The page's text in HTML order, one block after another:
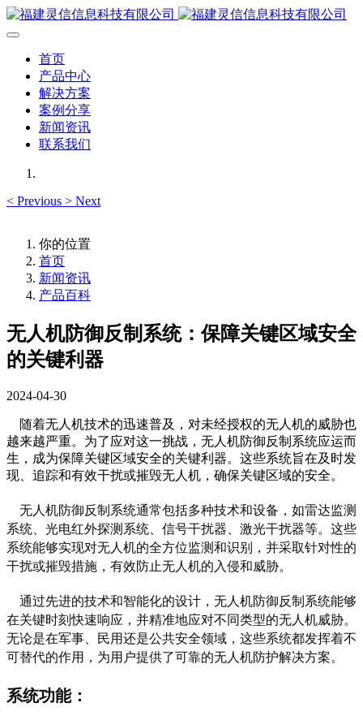
首页
产品中心
解决方案
案例分享
新闻资讯
联系我们
< Previous > Next
你的位置
首页
新闻资讯
产品百科
无人机防御反制系统：保障关键区域安全
的关键利器
2024-04-30
随着无人机技术的迅速普及，对未经授权的无人机的威胁也
越来越严重。为了应对这一挑战，无人机防御反制系统应运而
生，成为保障关键区域安全的关键利器。这些系统旨在及时发
现、追踪和有效干扰或摧毁无人机，确保关键区域的安全。
无人机防御反制系统通常包括多种技术和设备，如雷达监测
系统、光电红外探测系统、信号干扰器、激光干扰器等。这些
系统能够实现对无人机的全方位监测和识别，并采取针对性的
干扰或摧毁措施，有效防止无人机的入侵和威胁。
通过先进的技术和智能化的设计，无人机防御反制系统能够
在关键时刻快速响应，并精准地应对不同类型的无人机威胁。
无论是在军事、民用还是公共安全领域，这些系统都发挥着不
可替代的作用，为用户提供了可靠的无人机防护解决方案。
系统功能：